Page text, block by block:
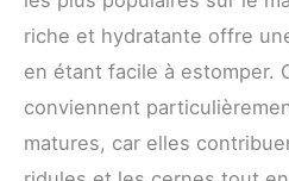
riche et hydratante offre
en étant facile à estomper.
conviennent
matures, car elles